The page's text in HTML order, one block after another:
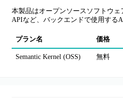
本製品はオープンソースソフトウ
APIなど、バックエンドで使用する
プラン名 価格
Semantic Kernel (OSS) 無料